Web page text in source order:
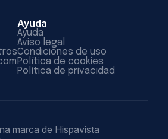
Ayuda
Ayuda
Aviso legal
Condiciones de uso
Política de cookies
Política de privacidad
marca de Hispavista